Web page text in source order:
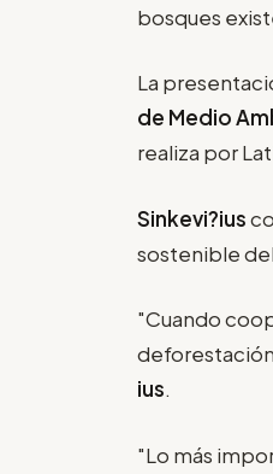
bosques
La
de Medio
realiza por
Sinkevi?ius
sostenible
"Cuando
ius.
"Lo más